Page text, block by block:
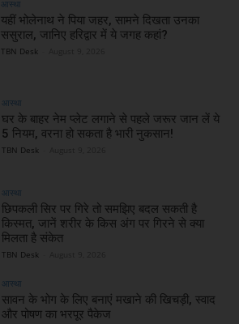
आस्था
यहीं भोलेनाथ ने पिया जहर, सामने दिखता उनका
ससुराल, जानिए हरिद्वार में ये जगह कहां?
TBN Desk
आस्था
घर के बाहर नेम प्लेट लगाने से पहले जरूर जान लें ये
5 नियम, वरना हो सकता है भारी नुकसान!
TBN Desk
आस्था
छिपकली सिर पर गिरे तो समझिए बदल सकती है
किस्मत, जानें शरीर के किस अंग पर गिरने से क्या
मिलता है संकेत
TBN Desk
आस्था
सावन के भोग के लिए बनाएं मखाने की खिचड़ी, स्वाद
और पोषण का भरपूर पैकेज